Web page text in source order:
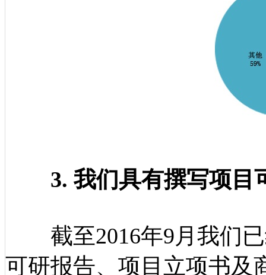
3. 我们具有撰写项目
截至2016年9月我们已
可研报告、项目立项书及